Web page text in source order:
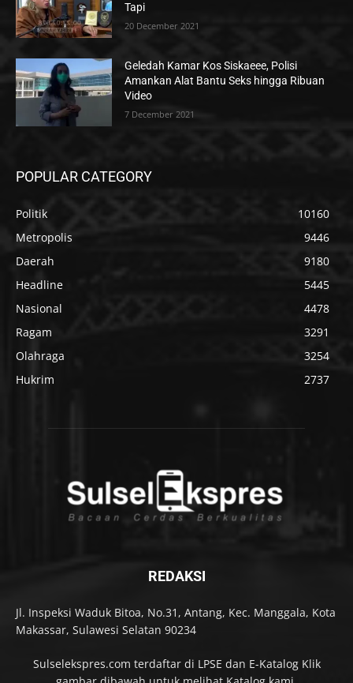
Tapi
20 December 2021
Geledah Kamar Kos Siskaeee, Polisi
Amankan Alat Bantu Seks hingga Ribuan
Video
7 December 2021
POPULAR CATEGORY
Politik
10160
Metropolis
9446
Daerah
9180
Headline
5445
Nasional
4478
Ragam
3291
Olahraga
3254
Hukrim
2737
REDAKSI
Jl. Inspeksi Waduk Bitoa, No.31, Antang, Kec. Manggala, Kota
Makassar, Sulawesi Selatan 90234
Sulselekspres.com terdaftar di LPSE dan E-Katalog Klik